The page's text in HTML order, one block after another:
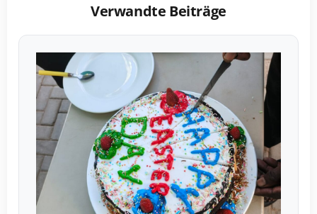
Verwandte Beiträge